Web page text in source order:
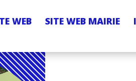
WEB SITE WEB MAIRIE